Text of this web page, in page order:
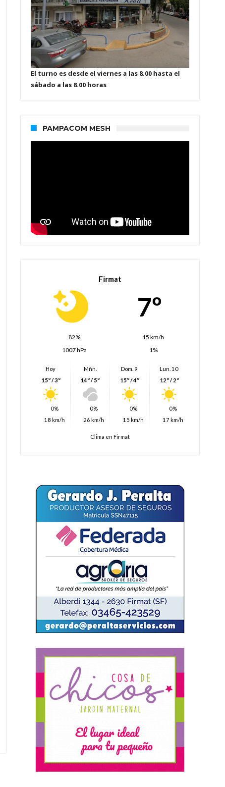
El turno es desde el viernes a las 8.00 hasta el
sábado a las 8.00 horas
PAMPACOM MESH
Firmat
7º
82%
15 km/h
1007 hPa
1%
Hoy
15º / 3º
0%
18 km/h
Mñn.
14º / 5º
0%
26 km/h
Dom. 9
15º / 4º
0%
15 km/h
Lun. 10
12º / 2º
0%
17 km/h
Clima en Firmat